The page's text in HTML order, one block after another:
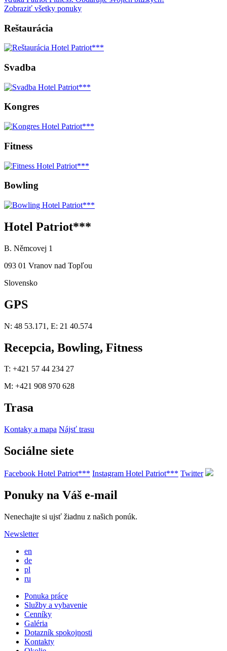
Zobraziť všetky ponuky
Reštaurácia
Svadba
Kongres
Fitness
Bowling
Hotel Patriot***
B. Němcovej 1
093 01 Vranov nad Topľou
Slovensko
GPS
N: 48 53.171, E: 21 40.574
Recepcia, Bowling, Fitness
T: +421 57 44 234 27
M: +421 908 970 628
Trasa
Kontaky a mapa Nájsť trasu
Sociálne siete
Facebook Hotel Patriot*** Instagram Hotel Patriot*** Twitter
Ponuky na Váš e-mail
Nenechajte si ujsť žiadnu z našich ponúk.
Newsletter
en
de
pl
ru
Ponuka práce
Služby a vybavenie
Cenníky
Galéria
Dotazník spokojnosti
Kontakty